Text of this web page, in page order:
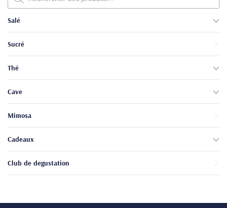
produits
Salé
Sucré
Thé
Cave
Mimosa
Cadeaux
Club de degustation